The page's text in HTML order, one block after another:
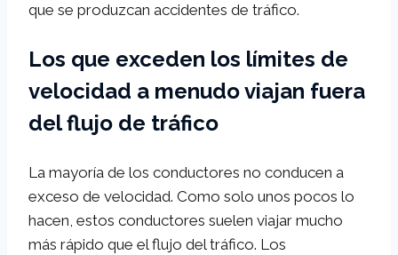
que se produzcan accidentes de tráfico.
Los que exceden los límites de
velocidad a menudo viajan fuera
del flujo de tráfico
La mayoría de los conductores no conducen a
exceso de velocidad. Como solo unos pocos lo
hacen, estos conductores suelen viajar mucho
más rápido que el flujo del tráfico. Los